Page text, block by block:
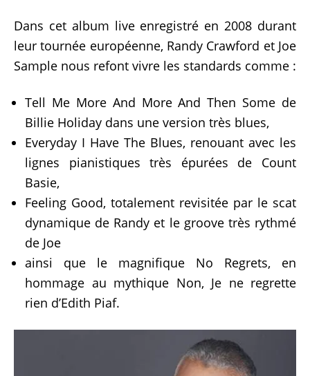
Dans cet album live enregistré en 2008 durant
leur tournée européenne, Randy Crawford et Joe
Sample nous refont vivre les standards comme :
Tell Me More And More And Then Some de
Billie Holiday dans une version très blues,
Everyday I Have The Blues, renouant avec les
lignes pianistiques très épurées de Count
Basie,
Feeling Good, totalement revisitée par le scat
dynamique de Randy et le groove très rythmé
de Joe
ainsi que le magnifique No Regrets, en
hommage au mythique Non, Je ne regrette
rien d’Edith Piaf.